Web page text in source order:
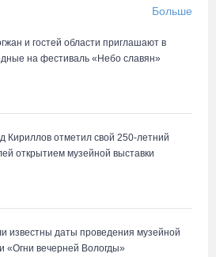
округа открыли
Больше
и гостей области приглашают в
на фестиваль «Небо славян»
Кириллов отметил свой 250-летний
открытием музейной выставки
известны даты проведения музейной
«Огни вечерней Вологды»